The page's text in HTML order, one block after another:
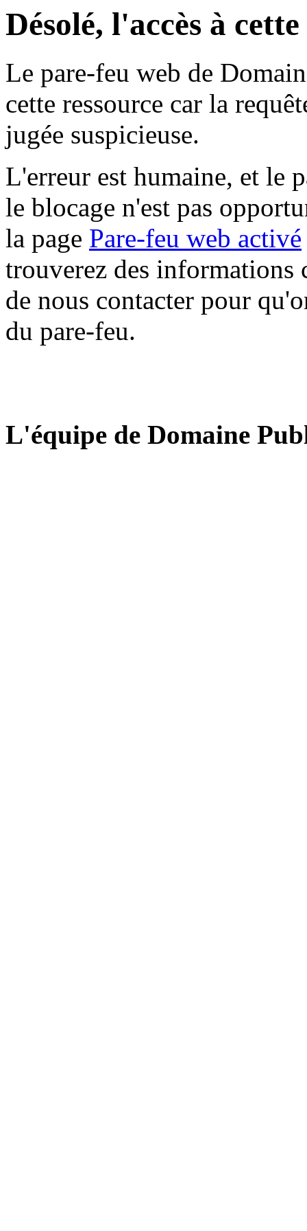
Désolé, l'accès à
Le pare-feu web de
cette ressource car la
jugée suspicieuse.
L'erreur est humaine, et le
le blocage n'est pas
la page Pare-feu web activé
trouverez des informations
de nous contacter pour
du pare-feu.
L'équipe de Domaine